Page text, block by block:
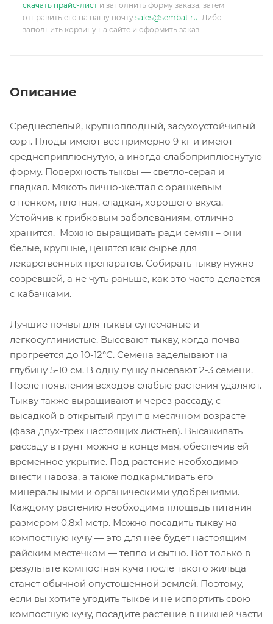
скачать прайс-лист и заполнить форму заказа, затем
отправить его на нашу почту sales@sembat.ru. Либо
заполнить корзину на сайте и оформить заказ.
Описание
Среднеспелый, крупноплодный, засухоустойчивый
сорт. Плоды имеют вес примерно 9 кг и имеют
среднеприплюснутую, а иногда слабоприплюснутую
форму. Поверхность тыквы — светло-серая и
гладкая. Мякоть яично-желтая с оранжевым
оттенком, плотная, сладкая, хорошего вкуса.
Устойчив к грибковым заболеваниям, отлично
хранится. Можно выращивать ради семян – они
белые, крупные, ценятся как сырьё для
лекарственных препаратов. Собирать тыкву нужно
созревшей, а не чуть раньше, как это часто делается
с кабачками.
Лучшие почвы для тыквы супесчаные и
легкосуглинистые. Высевают тыкву, когда почва
прогреется до 10-12°С. Семена заделывают на
глубину 5-10 см. В одну лунку высевают 2-3 семени.
После появления всходов слабые растения удаляют.
Тыкву также выращивают и через рассаду, с
высадкой в открытый грунт в месячном возрасте
(фаза двух-трех настоящих листьев). Высаживать
рассаду в грунт можно в конце мая, обеспечив ей
временное укрытие. Под растение необходимо
внести навоза, а также подкармливать его
минеральными и органическими удобрениями.
Каждому растению необходима площадь питания
размером 0,8х1 метр. Можно посадить тыкву на
компостную кучу — это для нее будет настоящим
райским местечком — тепло и сытно. Вот только в
результате компостная куча после такого жильца
станет обычной опустошенной землей. Поэтому,
если вы хотите угодить тыкве и не испортить свою
компостную кучу, посадите растение в нижней части